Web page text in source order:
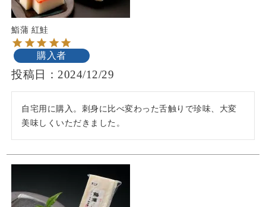
鮨蒲 紅鮭
購入者
投稿日 2024/12/29
自宅用に購入。刺身に比べ変わった舌触りで珍味、大変
美味しくいただきました。